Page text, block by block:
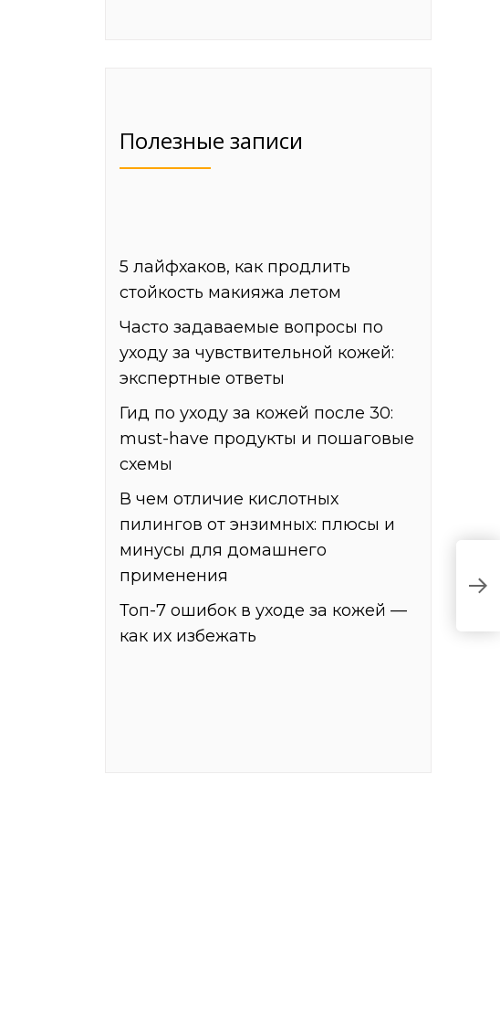
Полезные записи
5 лайфхаков, как продлить
стойкость макияжа летом
Часто задаваемые вопросы по
уходу за чувствительной кожей:
экспертные ответы
Гид по уходу за кожей после 30:
must-have продукты и пошаговые
схемы
В чем отличие кислотных
пилингов от энзимных: плюсы и
минусы для домашнего
применения
Топ-7 ошибок в уходе за кожей —
как их избежать